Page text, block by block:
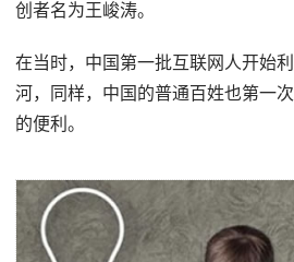
创者名为王峻涛。
在当时，中国第一批互联网人开始
河，同样，中国的普通百姓也第一
的便利。